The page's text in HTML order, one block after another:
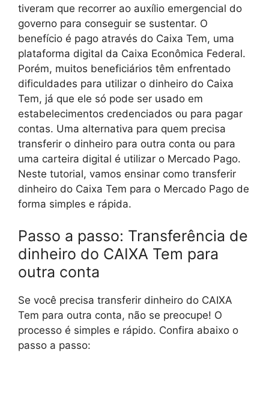
tiveram que recorrer ao auxílio emergencial do
governo para conseguir se sustentar. O
benefício é pago através do Caixa Tem, uma
plataforma digital da Caixa Econômica Federal.
Porém, muitos beneficiários têm enfrentado
dificuldades para utilizar o dinheiro do Caixa
Tem, já que ele só pode ser usado em
estabelecimentos credenciados ou para pagar
contas. Uma alternativa para quem precisa
transferir o dinheiro para outra conta ou para
uma carteira digital é utilizar o Mercado Pago.
Neste tutorial, vamos ensinar como transferir
dinheiro do Caixa Tem para o Mercado Pago de
forma simples e rápida.
Passo a passo: Transferência de
dinheiro do CAIXA Tem para
outra conta
Se você precisa transferir dinheiro do CAIXA
Tem para outra conta, não se preocupe! O
processo é simples e rápido. Confira abaixo o
passo a passo: